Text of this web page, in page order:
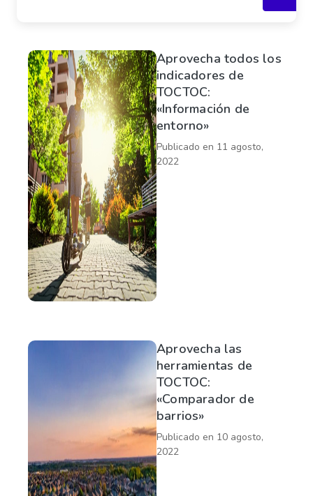
Aprovecha todos los
indicadores de
TOCTOC:
«Información de
entorno»
Publicado en 11 agosto,
2022
Aprovecha las
herramientas de
TOCTOC:
«Comparador de
barrios»
Publicado en 10 agosto,
2022